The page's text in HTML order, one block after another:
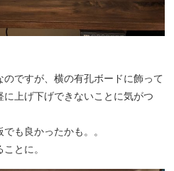
ですが、横の有孔ボードに飾って
上げ下げできないことに気がつ
も良かったかも。。
とに。